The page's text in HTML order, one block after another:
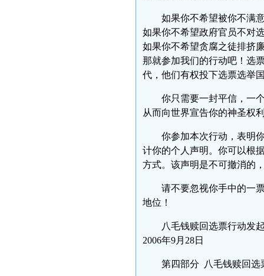
如果你不希望被你不满
如果你不希望政府官员不对
如果你不希望贪腐之徒排挤
那就参加我们的行动吧！选
代，他们有权投下选票选举
你只需要一封平信，一
从而向世界宣告你的神圣权
你参加本次行动，表明
计你的个人声明。你可以根
方式。该声明是不可撤消的
请不要忽视你手中的一
地位！
八毛钱赎回选票行动发
2006年9月28日
第四部分 八毛钱赎回选